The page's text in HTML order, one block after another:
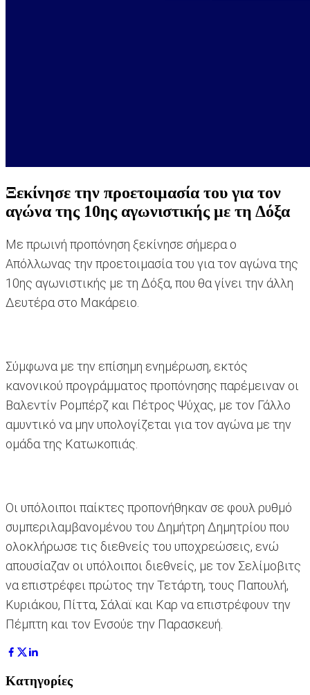
Ξεκίνησε την προετοιμασία του για τον
αγώνα της 10ης αγωνιστικής με τη Δόξα
Με πρωινή προπόνηση ξεκίνησε σήμερα ο
Απόλλωνας την προετοιμασία του για τον αγώνα της
10ης αγωνιστικής με τη Δόξα, που θα γίνει την άλλη
Δευτέρα στο Μακάρειο.
Σύμφωνα με την επίσημη ενημέρωση, εκτός
κανονικού προγράμματος προπόνησης παρέμειναν οι
Βαλεντίν Ρομπέρζ και Πέτρος Ψύχας, με τον Γάλλο
αμυντικό να μην υπολογίζεται για τον αγώνα με την
ομάδα της Κατωκοπιάς.
Οι υπόλοιποι παίκτες προπονήθηκαν σε φουλ ρυθμό
συμπεριλαμβανομένου του Δημήτρη Δημητρίου που
ολοκλήρωσε τις διεθνείς του υποχρεώσεις, ενώ
απουσίαζαν οι υπόλοιποι διεθνείς, με τον Σελίμοβιτς
να επιστρέφει πρώτος την Τετάρτη, τους Παπουλή,
Κυριάκου, Πίττα, Σάλαϊ και Καρ να επιστρέφουν την
Πέμπτη και τον Ενσούε την Παρασκευή.
Κατηγορίες